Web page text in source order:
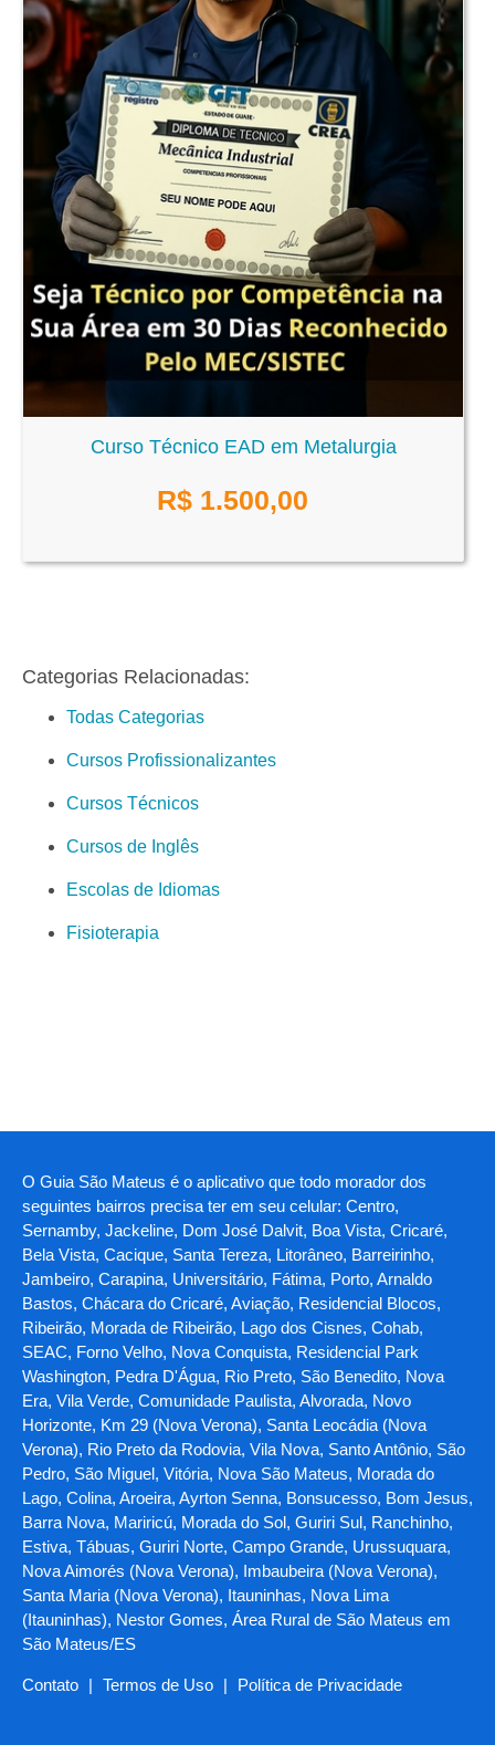
Curso Técnico EAD em Metalurgia
R$ 1.500,00
Categorias Relacionadas:
Todas Categorias
Cursos Profissionalizantes
Cursos Técnicos
Cursos de Inglês
Escolas de Idiomas
Fisioterapia
O Guia São Mateus é o aplicativo que todo morador dos
seguintes bairros precisa ter em seu celular: Centro,
Sernamby, Jackeline, Dom José Dalvit, Boa Vista, Cricaré,
Bela Vista, Cacique, Santa Tereza, Litorâneo, Barreirinho,
Jambeiro, Carapina, Universitário, Fátima, Porto, Arnaldo
Bastos, Chácara do Cricaré, Aviação, Residencial Blocos,
Ribeirão, Morada de Ribeirão, Lago dos Cisnes, Cohab,
SEAC, Forno Velho, Nova Conquista, Residencial Park
Washington, Pedra D'Água, Rio Preto, São Benedito, Nova
Era, Vila Verde, Comunidade Paulista, Alvorada, Novo
Horizonte, Km 29 (Nova Verona), Santa Leocádia (Nova
Verona), Rio Preto da Rodovia, Vila Nova, Santo Antônio, São
Pedro, São Miguel, Vitória, Nova São Mateus, Morada do
Lago, Colina, Aroeira, Ayrton Senna, Bonsucesso, Bom Jesus,
Barra Nova, Mariricú, Morada do Sol, Guriri Sul, Ranchinho,
Estiva, Tábuas, Guriri Norte, Campo Grande, Urussuquara,
Nova Aimorés (Nova Verona), Imbaubeira (Nova Verona),
Santa Maria (Nova Verona), Itauninhas, Nova Lima
(Itauninhas), Nestor Gomes, Área Rural de São Mateus em
São Mateus/ES
Contato | Termos de Uso | Política de Privacidade